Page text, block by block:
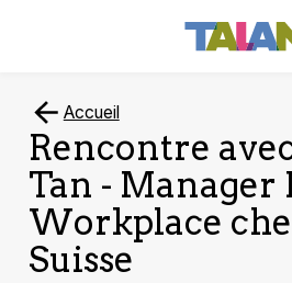
Accueil
Rencontre
Tan - Manager
Workplace
Suisse